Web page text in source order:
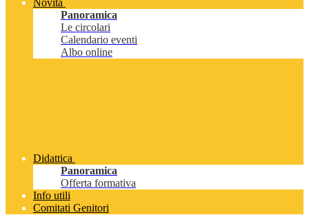
Novità
Panoramica
Le circolari
Calendario eventi
Albo online
Didattica
Panoramica
Offerta formativa
Info utili
Comitati Genitori